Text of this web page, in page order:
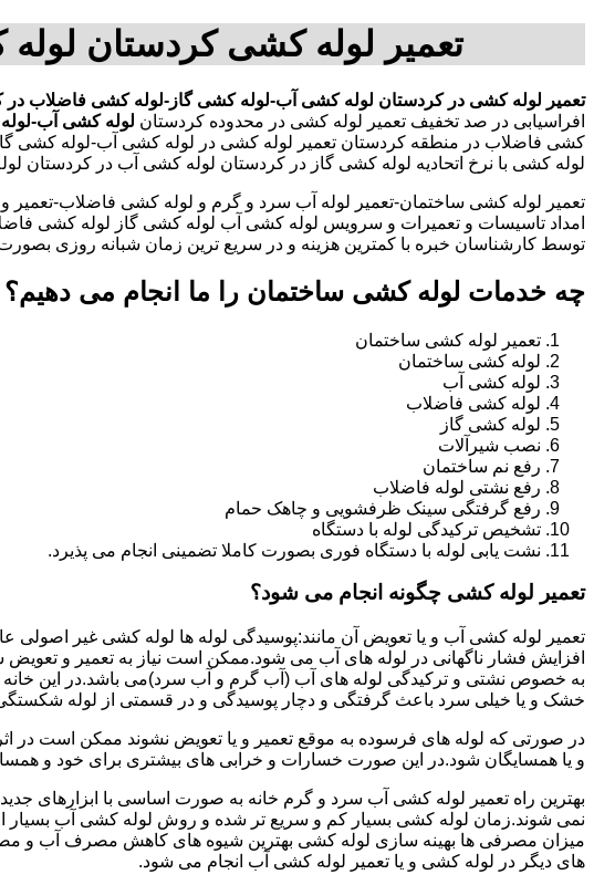
تعمیر لوله کشی کردستان
تعمیر لوله کشی در کردستان لوله کشی آب-لوله کشی گاز-لوله کشی فاضلاب در
افراسیابی در صد تخفیف تعمیر لوله کشی در محدوده کردستان لوله کشی آب-
کشی فاضلاب در منطقه کردستان تعمیر لوله کشی در لوله کشی آب-لوله کشی
لوله کشی با نرخ اتحادیه لوله کشی گاز در کردستان لوله کشی آب در
تعمیر لوله کشی ساختمان-تعمیر لوله آب سرد و گرم و لوله کشی فاضلاب-تعمیر
امداد تاسیسات و تعمیرات و سرویس لوله کشی آب لوله کشی گاز لوله کشی
توسط کارشناسان خبره با کمترین هزینه و در سریع ترین زمان شبانه روزی بصورت 24
چه خدمات لوله کشی ساختمان را ما انجام می دهیم؟
تعمیر لوله کشی ساختمان
لوله کشی ساختمان
لوله کشی آب
لوله کشی فاضلاب
لوله کشی گاز
نصب شیرآلات
رفع نم ساختمان
رفع نشتی لوله فاضلاب
رفع گرفتگی سینک ظرفشویی و چاهک حمام
تشخیص ترکیدگی لوله با دستگاه
نشت یابی لوله با دستگاه فوری بصورت کاملا تضمینی انجام می پذیرد.
تعمیر لوله کشی چگونه انجام می شود؟
تعمیر لوله کشی آب و یا تعویض آن مانند:پوسیدگی لوله ها لوله کشی غیر اصولی
افزایش فشار ناگهانی در لوله های آب می شود.ممکن است نیاز به تعمیر و
به خصوص نشتی و ترکیدگی لوله های آب (آب گرم و آب سرد)می باشد.در این خانه
خشک و یا خیلی سرد باعث گرفتگی و دچار پوسیدگی و در قسمتی از لوله
در صورتی که لوله های فرسوده به موقع تعمیر و یا تعویض نشوند ممکن است
و یا همسایگان شود.در این صورت خسارات و خرابی های بیشتری برای خود و
بهترین راه تعمیر لوله کشی آب سرد و گرم خانه به صورت اساسی با ابزارهای
نمی شوند.زمان لوله کشی بسیار کم و سریع تر شده و روش لوله کشی آب بسیار
میزان مصرفی ها بهینه سازی لوله کشی بهترین شیوه های کاهش مصرف آب و
های دیگر در لوله کشی و یا تعمیر لوله کشی آب انجام می شود.